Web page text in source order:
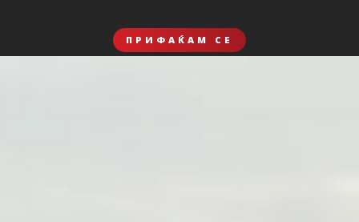
ПРИФАЌАМ СЕ